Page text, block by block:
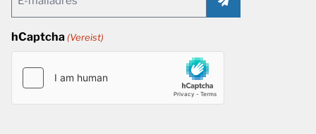
(Vereist)
hCaptcha (Vereist)